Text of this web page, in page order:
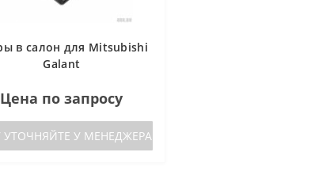
в салон для Mitsubishi
Galant
Цена по запросу
УТОЧНЯЙТЕ У МЕНЕДЖЕРА